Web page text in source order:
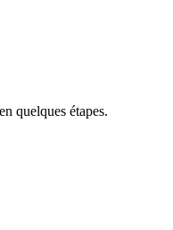
quelques étapes.